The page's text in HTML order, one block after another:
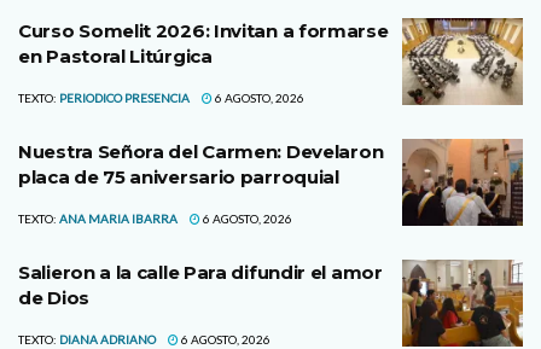
Curso Somelit 2026: Invitan a formarse
en Pastoral Litúrgica
TEXTO: PERIODICO PRESENCIA 6 AGOSTO, 2026
Nuestra Señora del Carmen: Develaron
placa de 75 aniversario parroquial
TEXTO: ANA MARIA IBARRA 6 AGOSTO, 2026
Salieron a la calle Para difundir el amor
de Dios
TEXTO: DIANA ADRIANO 6 AGOSTO, 2026